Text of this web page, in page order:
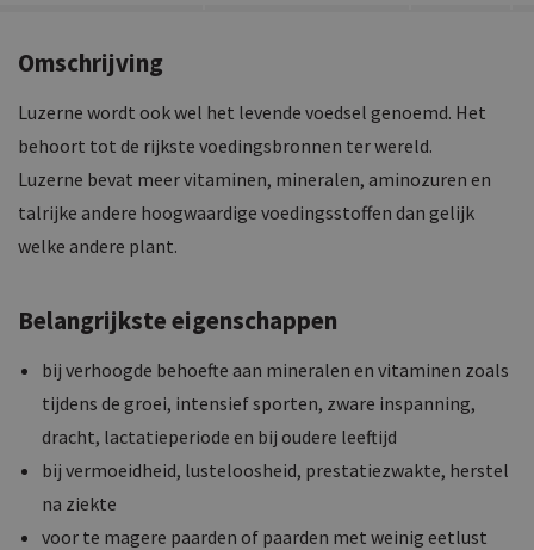
Omschrijving
Luzerne wordt ook wel het levende voedsel genoemd. Het
behoort tot de rijkste voedingsbronnen ter wereld.
Luzerne bevat meer vitaminen, mineralen, aminozuren en
talrijke andere hoogwaardige voedingsstoffen dan gelijk
welke andere plant.
Belangrijkste eigenschappen
bij verhoogde behoefte aan mineralen en vitaminen zoals
tijdens de groei, intensief sporten, zware inspanning,
dracht, lactatieperiode en bij oudere leeftijd
bij vermoeidheid, lusteloosheid, prestatiezwakte, herstel
na ziekte
voor te magere paarden of paarden met weinig eetlust